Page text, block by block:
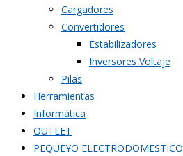
Cargadores
Convertidores
Estabilizadores
Inversores Voltaje
Pilas
Herramientas
Informática
OUTLET
PEQUE¥O ELECTRODOMESTICO